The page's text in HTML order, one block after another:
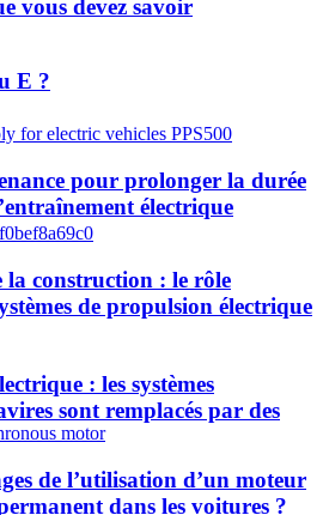
vous devez savoir
E ?
pour prolonger la durée
électrique
la construction : le rôle
de propulsion électrique
: les systèmes
sont remplacés par des
de l’utilisation d’un moteur
dans les voitures ?